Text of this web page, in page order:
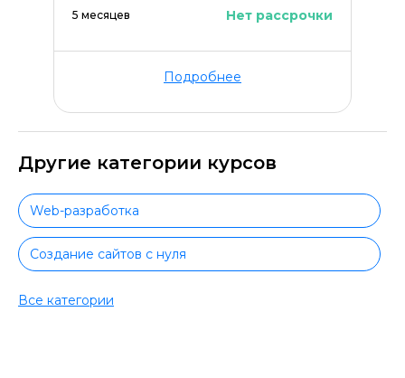
5 месяцев Нет рассрочки
Подробнее
Другие категории курсов
Web-разработка
Создание сайтов с нуля
Python-разработка
Все категории